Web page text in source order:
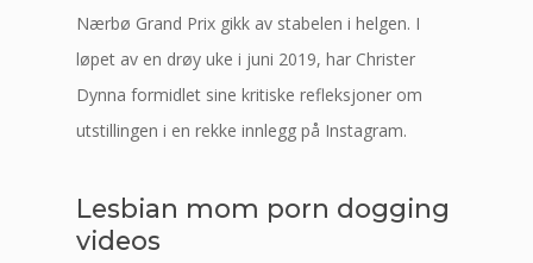
Nærbø Grand Prix gikk av stabelen i helgen. I
løpet av en drøy uke i juni 2019, har Christer
Dynna formidlet sine kritiske refleksjoner om
utstillingen i en rekke innlegg på Instagram.
Lesbian mom porn dogging
videos